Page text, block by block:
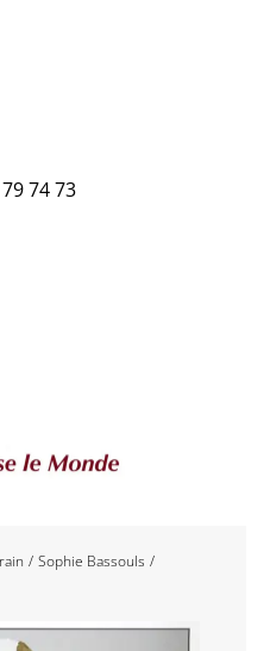
74 73
Sophie Bassouls